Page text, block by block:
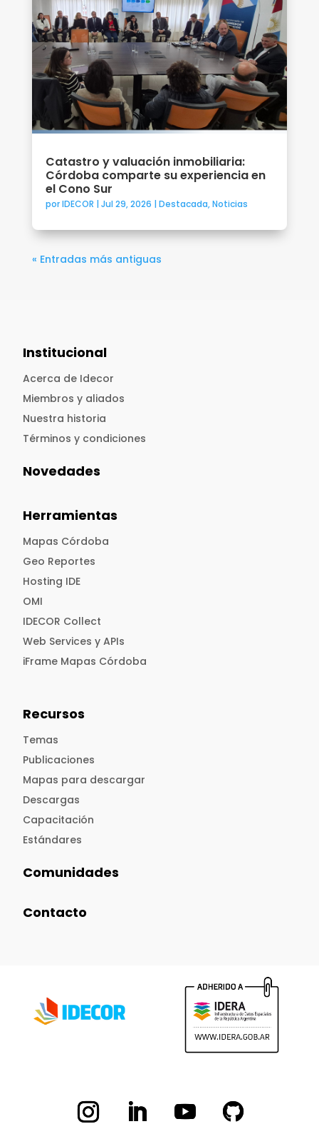
Catastro y valuación inmobiliaria:
Córdoba comparte su experiencia en
el Cono Sur
porIDECOR | Jul 29, 2026 | Destacada,Noticias
« Entradas más antiguas
Institucional
Acerca de Idecor
Miembros y aliados
Nuestra historia
Términos y condiciones
Novedades
Herramientas
Mapas Córdoba
Geo Reportes
Hosting IDE
OMI
IDECOR Collect
Web Services y APIs
iFrame Mapas Córdoba
Recursos
Temas
Publicaciones
Mapas para descargar
Descargas
Capacitación
Estándares
Comunidades
Contacto